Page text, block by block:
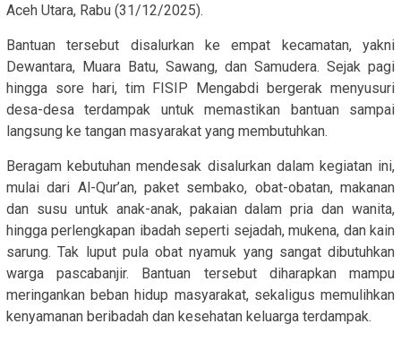
Aceh Utara, Rabu (31/12/2025).
Bantuan tersebut disalurkan ke empat kecamatan, yakni
Dewantara, Muara Batu, Sawang, dan Samudera. Sejak pagi
hingga sore hari, tim FISIP Mengabdi bergerak menyusuri
desa-desa terdampak untuk memastikan bantuan sampai
langsung ke tangan masyarakat yang membutuhkan.
Beragam kebutuhan mendesak disalurkan dalam kegiatan ini,
mulai dari Al-Qur’an, paket sembako, obat-obatan, makanan
dan susu untuk anak-anak, pakaian dalam pria dan wanita,
hingga perlengkapan ibadah seperti sejadah, mukena, dan kain
sarung. Tak luput pula obat nyamuk yang sangat dibutuhkan
warga pascabanjir. Bantuan tersebut diharapkan mampu
meringankan beban hidup masyarakat, sekaligus memulihkan
kenyamanan beribadah dan kesehatan keluarga terdampak.